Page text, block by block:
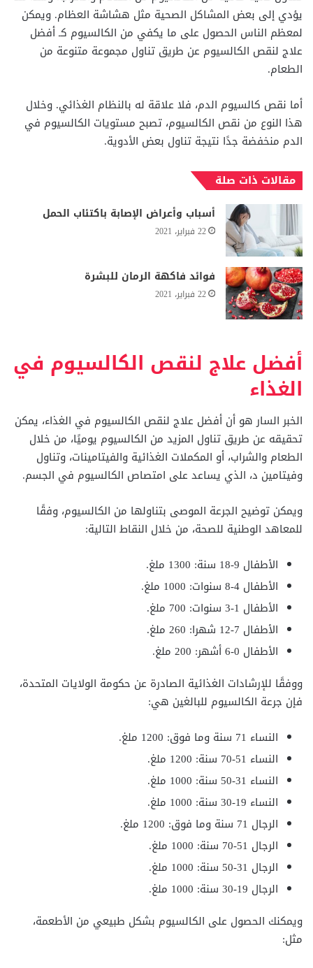
يؤدي إلى بعض المشاكل الصحية مثل هشاشة العظام. ويمكن
لمعظم الناس الحصول على ما يكفي من الكالسيوم كـ أفضل
علاج لنقص الكالسيوم عن طريق تناول مجموعة متنوعة من
الطعام.
أما نقص كالسيوم الدم، فلا علاقة له بالنظام الغذائي. وخلال
هذا النوع من نقص الكالسيوم، تصبح مستويات الكالسيوم في
الدم منخفضة جدًا نتيجة تناول بعض الأدوية.
مقالات ذات صلة
أسباب وأعراض الإصابة باكتئاب الحمل
22 فبراير، 2021
فوائد فاكهة الرمان للبشرة
22 فبراير، 2021
أفضل علاج لنقص الكالسيوم في
الغذاء
الخبر السار هو أن أفضل علاج لنقص الكالسيوم في الغذاء، يمكن
تحقيقه عن طريق تناول المزيد من الكالسيوم يوميًا، من خلال
الطعام والشراب، أو المكملات الغذائية والفيتامينات، وتناول
وفيتامين د، الذي يساعد على امتصاص الكالسيوم في الجسم.
ويمكن توضيح الجرعة الموصى بتناولها من الكالسيوم، وفقًا
للمعاهد الوطنية للصحة، من خلال النقاط التالية:
الأطفال 9-18 سنة: 1300 ملغ.
الأطفال 4-8 سنوات: 1000 ملغ.
الأطفال 1-3 سنوات: 700 ملغ.
الأطفال 7-12 شهرا: 260 ملغ.
الأطفال 0-6 أشهر: 200 ملغ.
ووفقًا للإرشادات الغذائية الصادرة عن حكومة الولايات المتحدة،
فإن جرعة الكالسيوم للبالغين هي:
النساء 71 سنة وما فوق: 1200 ملغ.
النساء 51-70 سنة: 1200 ملغ.
النساء 31-50 سنة: 1000 ملغ.
النساء 19-30 سنة: 1000 ملغ.
الرجال 71 سنة وما فوق: 1200 ملغ.
الرجال 51-70 سنة: 1000 ملغ.
الرجال 31-50 سنة: 1000 ملغ.
الرجال 19-30 سنة: 1000 ملغ.
ويمكنك الحصول على الكالسيوم بشكل طبيعي من الأطعمة،
مثل: